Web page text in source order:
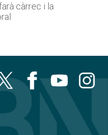
càrrec i la